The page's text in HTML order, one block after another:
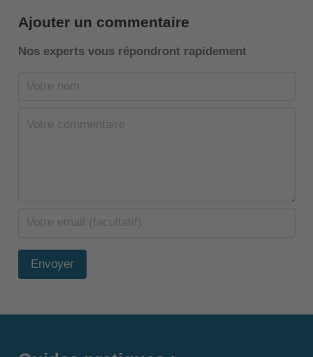
Ajouter un commentaire
Nos experts vous répondront rapidement
Envoyer